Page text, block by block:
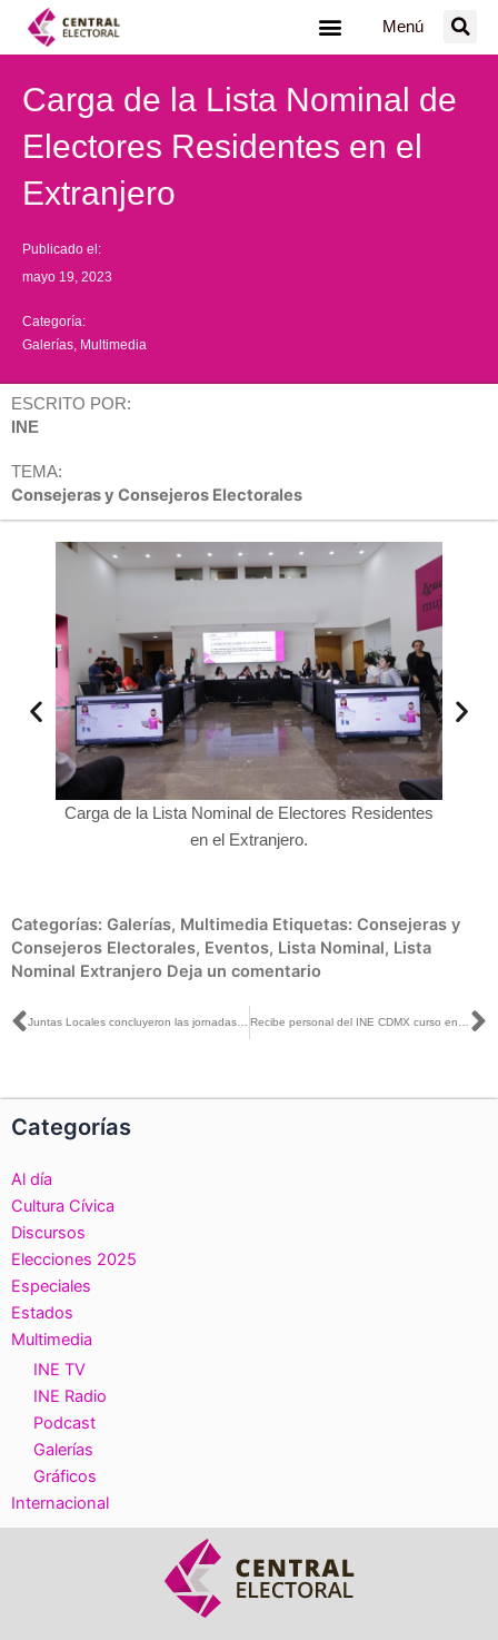
Menú
Carga de la Lista Nominal de
Electores Residentes en el
Extranjero
Publicado el:
mayo 19, 2023
Categoría:
Galerías Multimedia
ESCRITO POR:
INE
TEMA:
Consejeras y Consejeros Electorales
Carga de la Lista Nominal de Electores Residentes
en el Extranjero.
Categorías: Galerías, Multimedia Etiquetas: Consejeras y
Consejeros Electorales, Eventos, Lista Nominal, Lista
Nominal Extranjero Deja un comentario
Ant
Categorías
Al día
Cultura Cívica
Discursos
Elecciones 2025
Especiales
Estados
Multimedia
INE TV
INE Radio
Podcast
Galerías
Gráficos
Internacional